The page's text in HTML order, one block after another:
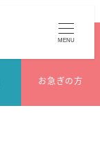
MENU
お急ぎの方